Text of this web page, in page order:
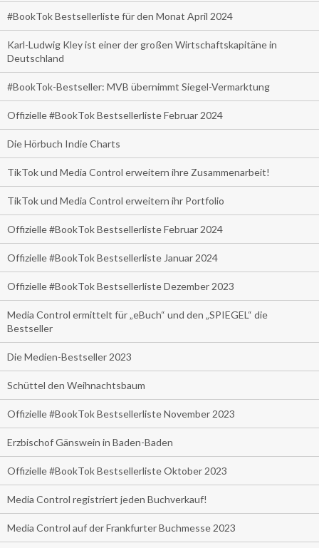
#BookTok Bestsellerliste für den Monat April 2024
Karl-Ludwig Kley ist einer der großen Wirtschaftskapitäne in
Deutschland
#BookTok-Bestseller: MVB übernimmt Siegel-Vermarktung
Offizielle #BookTok Bestsellerliste Februar 2024
Die Hörbuch Indie Charts
TikTok und Media Control erweitern ihre Zusammenarbeit!
TikTok und Media Control erweitern ihr Portfolio
Offizielle #BookTok Bestsellerliste Februar 2024
Offizielle #BookTok Bestsellerliste Januar 2024
Offizielle #BookTok Bestsellerliste Dezember 2023
Media Control ermittelt für „eBuch“ und den „SPIEGEL“ die
Bestseller
Die Medien-Bestseller 2023
Schüttel den Weihnachtsbaum
Offizielle #BookTok Bestsellerliste November 2023
Erzbischof Gänswein in Baden-Baden
Offizielle #BookTok Bestsellerliste Oktober 2023
Media Control registriert jeden Buchverkauf!
Media Control auf der Frankfurter Buchmesse 2023